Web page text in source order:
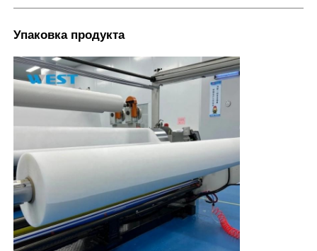
Упаковка продукта